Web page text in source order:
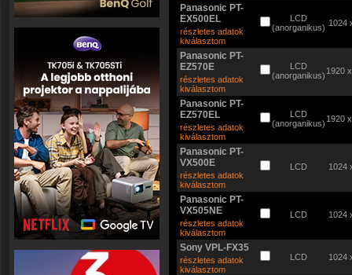
Panasonic PT-
EX500EL
részletes adatok
kiválasztom
LCD
(anorganikus) 1024
Panasonic PT-
EZ570E
részletes adatok
kiválasztom
LCD
(anorganikus) 1920
Panasonic PT-
EZ570EL
részletes adatok
kiválasztom
LCD
(anorganikus) 1920
Panasonic PT-
VX500E
részletes adatok
kiválasztom
LCD 1024
Panasonic PT-
VX505NE
részletes adatok
kiválasztom
LCD 1024
Sony VPL-FX35
részletes adatok
kiválasztom
LCD 1024